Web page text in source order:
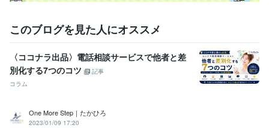
得意分野
悩み相談・カウンセリング
係のお悩み■恋愛相談 ■不登校■「新時代の子育て」 ■ 離婚問題
■セ
ックスレス 性のお悩み ■毒親・過干渉・アダルトチルドレン・虐待
心理学
悩み相談・カウンセリング
■ご自愛の勧め■「自分を生きる」お手伝
このブログを見た人にオススメ
〈ココナラ出品〉電話相談サービスで他者と差
別化する7つのコツ
記事
コラム
One More Step｜たかひろ
2023/01/09 17:20